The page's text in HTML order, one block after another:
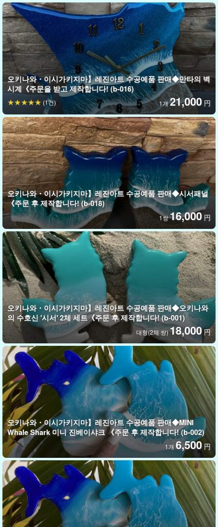
↓↓ 기타 레진아트 상품 판매 페이지 바로가기 ↓↓ ↓↓
물품판매】이시가키지마 레진아트
~ 일상에 바다의 힐링을 선사합니다 ~ 이시가키지마 레진아트 상
품 판매 시작! ⬇︎ 인기입니다! 레진아트 체험 플랜은 여기⬇︎
오키나와・이시가키지마】레진아트 수공예품 판매◆만타의 벽
시계《주문을 받고 제작합니다! (b-016)
1개21,000 円
(1건)
오키나와・이시가키지마】레진아트 수공예품 판매◆시서패널
《주문 후 제작합니다! (b-018)
1쌍16,000 円
오키나와・이시가키지마】레진아트 수공예품 판매◆오키나와
의 수호신 '시서' 2체 세트《주문 후 제작합니다! (b-001)
대형(2체 쌍)18,000 円
오키나와・이시가키지마】레진아트 수공예품 판매◆MINI
Whale Shark 미니 진베이샤크 《주문 후 제작합니다! (b-002)
1개 6,500 円